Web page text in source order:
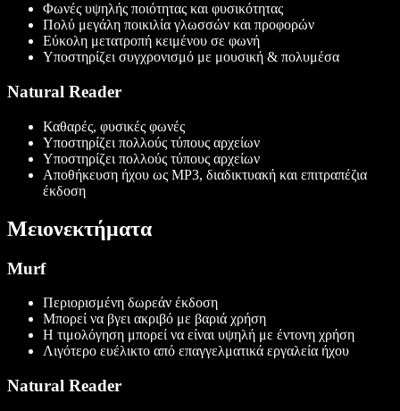
Φωνές υψηλής ποιότητας και φυσικότητας
Πολύ μεγάλη ποικιλία γλωσσών και προφορών
Εύκολη μετατροπή κειμένου σε φωνή
Υποστηρίζει συγχρονισμό με μουσική & πολυμέσα
Natural Reader
Καθαρές, φυσικές φωνές
Υποστηρίζει πολλούς τύπους αρχείων
Υποστηρίζει πολλούς τύπους αρχείων
Αποθήκευση ήχου ως MP3, διαδικτυακή και επιτραπέζια
έκδοση
Μειονεκτήματα
Murf
Περιορισμένη δωρεάν έκδοση
Μπορεί να βγει ακριβό με βαριά χρήση
Η τιμολόγηση μπορεί να είναι υψηλή με έντονη χρήση
Λιγότερο ευέλικτο από επαγγελματικά εργαλεία ήχου
Natural Reader